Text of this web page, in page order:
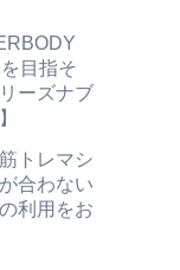
目指そ
ーズナブ
トレマシ
合わない
利用をお